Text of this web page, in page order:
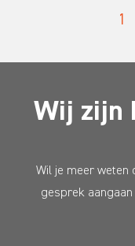
1
Wij zijn
Wil je meer weten
gesprek